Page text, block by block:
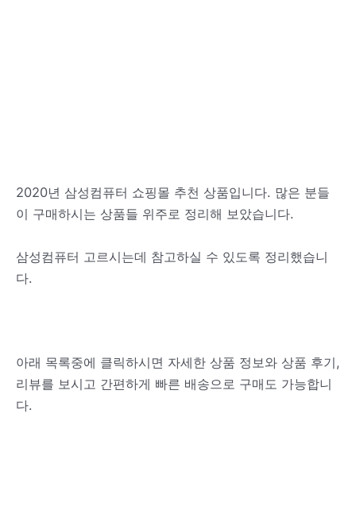
2020년 삼성컴퓨터 쇼핑몰 추천 상품입니다. 많은 분들
이 구매하시는 상품들 위주로 정리해 보았습니다.
삼성컴퓨터 고르시는데 참고하실 수 있도록 정리했습니
다.
아래 목록중에 클릭하시면 자세한 상품 정보와 상품 후기,
리뷰를 보시고 간편하게 빠른 배송으로 구매도 가능합니
다.